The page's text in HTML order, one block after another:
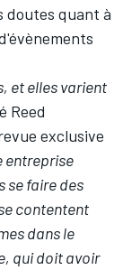
doutes quant à
et elles varient
Reed
exclusive
entreprise
se faire des
contentent
dans le
qui doit avoir